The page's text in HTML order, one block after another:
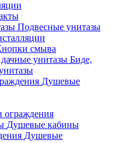
Подвесные унитазы
смыва
Биде,
Душевые
Душевые кабины
Душевые